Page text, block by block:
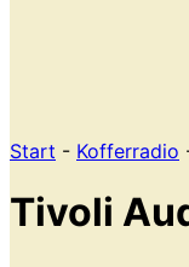
Start - Kofferradio
Tivoli